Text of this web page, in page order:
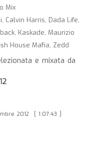
Mix
, Calvin Harris, Dada Life,
, Kaskade, Maurizio
House Mafia, Zedd
e mixata da
2012
[ 1:07:43 ]